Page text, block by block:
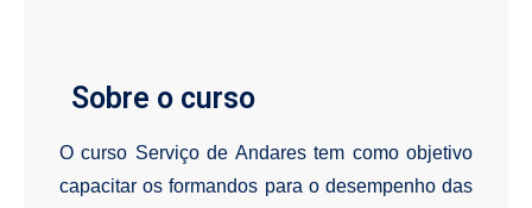
Sobre o curso
O curso Serviço de Andares tem como objetivo
capacitar os formandos para o desempenho das